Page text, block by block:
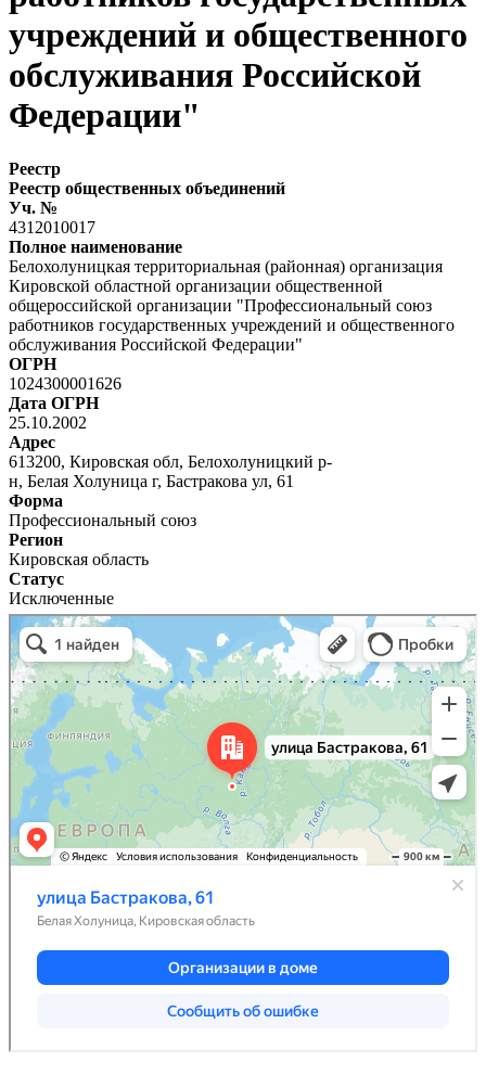
учреждений и общественного
обслуживания Российской
Федерации"
Реестр
Реестр общественных объединений
Уч. №
4312010017
Полное наименование
Белохолуницкая территориальная (районная) организация
Кировской областной организации общественной
общероссийской организации "Профессиональный союз
работников государственных учреждений и общественного
обслуживания Российской Федерации"
ОГРН
1024300001626
Дата ОГРН
25.10.2002
Адрес
613200, Кировская обл, Белохолуницкий р-
н, Белая Холуница г, Бастракова ул, 61
Форма
Профессиональный союз
Регион
Кировская область
Статус
Исключенные